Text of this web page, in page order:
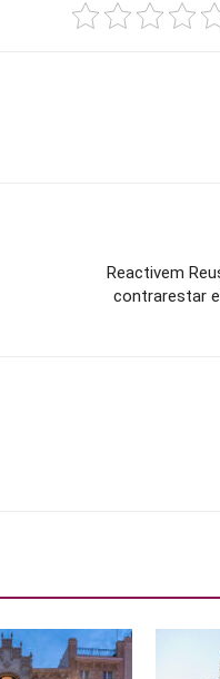
Reactivem
contrarestar